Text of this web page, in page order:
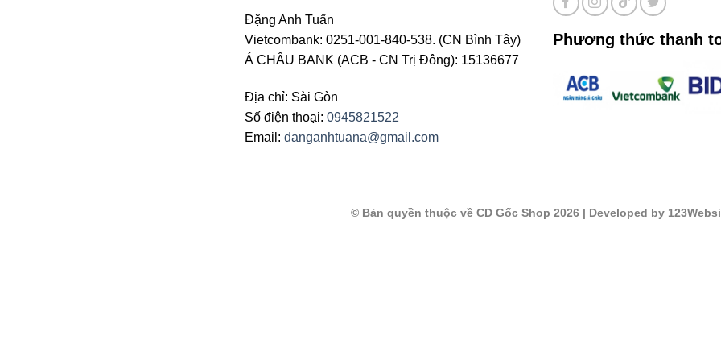
Đặng Anh Tuấn
Vietcombank: 0251-001-840-538. (CN Bình Tây)
Á CHÂU BANK (ACB - CN Trị Đông): 15136677
Địa chỉ: Sài Gòn
Số điện thoại: 0945821522
Email: danganhtuana@gmail.com
Phương thức thanh
© Bản quyền thuộc về CD Gốc Shop 2026| Developed by